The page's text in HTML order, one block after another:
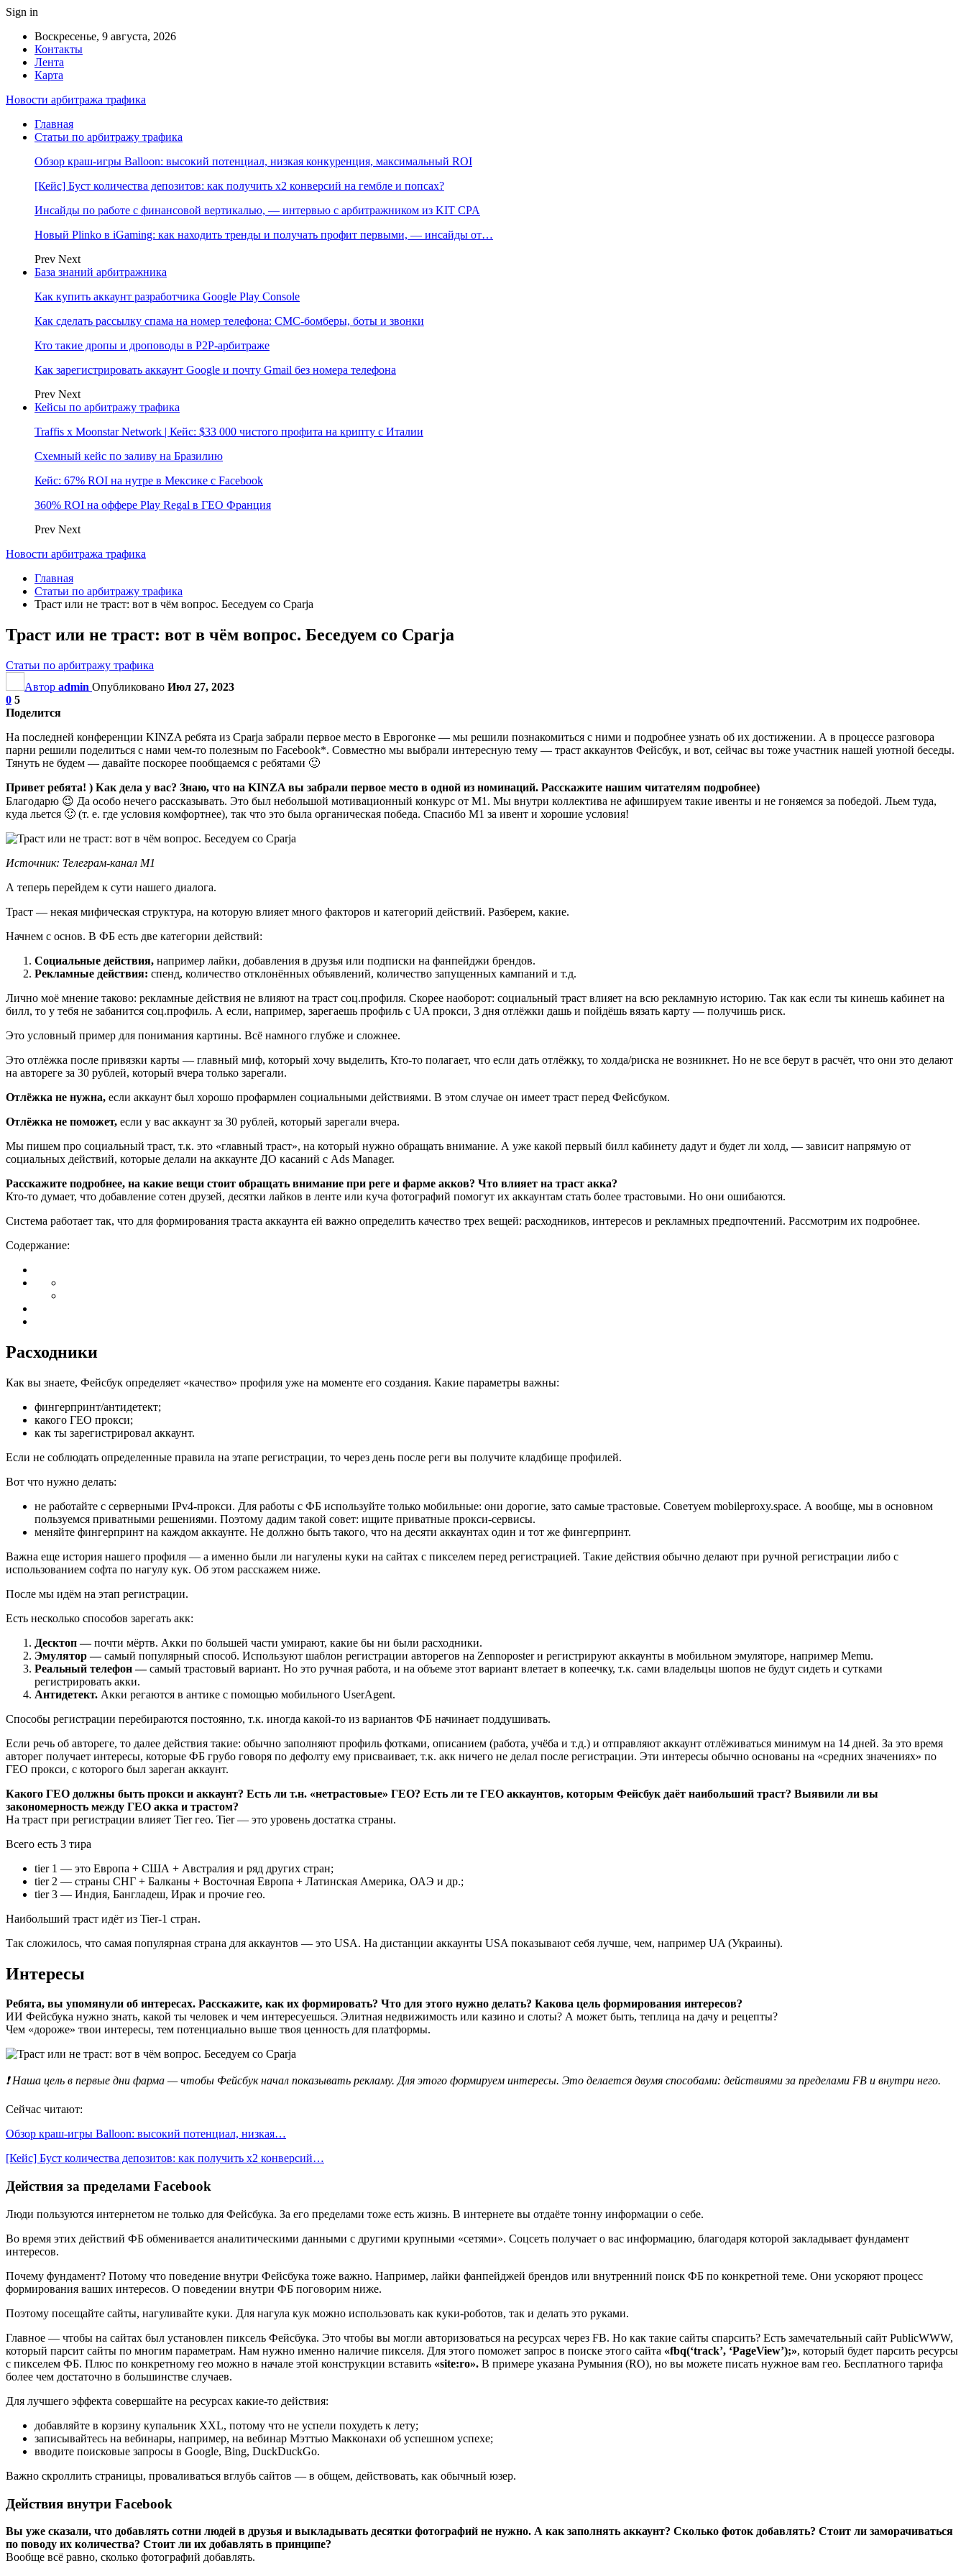
Sign in
Воскресенье, 9 августа, 2026
Контакты
Лента
Карта
Новости арбитража трафика
Главная
Статьи по арбитражу трафика
Обзор краш-игры Balloon: высокий потенциал, низкая конкуренция, максимальный ROI
[Кейс] Буст количества депозитов: как получить х2 конверсий на гембле и попсах?
Инсайды по работе с финансовой вертикалью, — интервью с арбитражником из KIT CPA
Новый Plinko в iGaming: как находить тренды и получать профит первыми, — инсайды от…
Prev Next
База знаний арбитражника
Как купить аккаунт разработчика Google Play Console
Как сделать рассылку спама на номер телефона: СМС-бомберы, боты и звонки
Кто такие дропы и дроповоды в P2P-арбитраже
Как зарегистрировать аккаунт Google и почту Gmail без номера телефона
Prev Next
Кейсы по арбитражу трафика
Traffis x Moonstar Network | Кейс: $33 000 чистого профита на крипту с Италии
Схемный кейс по заливу на Бразилию
Кейс: 67% ROI на нутре в Мексике с Facebook
360% ROI на оффере Play Regal в ГЕО Франция
Prev Next
Новости арбитража трафика
Главная
Статьи по арбитражу трафика
Траст или не траст: вот в чём вопрос. Беседуем со Cparja
Траст или не траст: вот в чём вопрос. Беседуем со Cparja
Статьи по арбитражу трафика
Автор admin Опубликовано Июл 27, 2023
0 5
Поделится
На последней конференции KINZA ребята из Cparja забрали первое место в Еврогонке — мы решили познакомиться с ними и подробнее узнать об их достижении. А в процессе разговора
парни решили поделиться с нами чем-то полезным по Facebook*. Совместно мы выбрали интересную тему — траст аккаунтов Фейсбук, и вот, сейчас вы тоже участник нашей уютной беседы.
Тянуть не будем — давайте поскорее пообщаемся с ребятами 🙂
Привет ребята! ) Как дела у вас? Знаю, что на KINZA вы забрали первое место в одной из номинаций. Расскажите нашим читателям подробнее)
Благодарю 😉 Да особо нечего рассказывать. Это был небольшой мотивационный конкурс от М1. Мы внутри коллектива не афишируем такие ивенты и не гоняемся за победой. Льем туда,
куда льется 🙂 (т. е. где условия комфортнее), так что это была органическая победа. Спасибо М1 за ивент и хорошие условия!
Источник: Телеграм-канал М1
А теперь перейдем к сути нашего диалога.
Траст — некая мифическая структура, на которую влияет много факторов и категорий действий. Разберем, какие.
Начнем с основ. В ФБ есть две категории действий:
Социальные действия, например лайки, добавления в друзья или подписки на фанпейджи брендов.
Рекламные действия: спенд, количество отклонённых объявлений, количество запущенных кампаний и т.д.
Лично моё мнение таково: рекламные действия не влияют на траст соц.профиля. Скорее наоборот: социальный траст влияет на всю рекламную историю. Так как если ты кинешь кабинет на
билл, то у тебя не забанится соц.профиль. А если, например, зарегаешь профиль с UA прокси, 3 дня отлёжки дашь и пойдёшь вязать карту — получишь риск.
Это условный пример для понимания картины. Всё намного глубже и сложнее.
Это отлёжка после привязки карты — главный миф, который хочу выделить, Кто-то полагает, что если дать отлёжку, то холда/риска не возникнет. Но не все берут в расчёт, что они это делают
на автореге за 30 рублей, который вчера только зарегали.
Отлёжка не нужна, если аккаунт был хорошо профармлен социальными действиями. В этом случае он имеет траст перед Фейсбуком.
Отлёжка не поможет, если у вас аккаунт за 30 рублей, который зарегали вчера.
Мы пишем про социальный траст, т.к. это «главный траст», на который нужно обращать внимание. А уже какой первый билл кабинету дадут и будет ли холд, — зависит напрямую от
социальных действий, которые делали на аккаунте ДО касаний с Ads Manager.
Расскажите подробнее, на какие вещи стоит обращать внимание при реге и фарме акков? Что влияет на траст акка?
Кто-то думает, что добавление сотен друзей, десятки лайков в ленте или куча фотографий помогут их аккаунтам стать более трастовыми. Но они ошибаются.
Система работает так, что для формирования траста аккаунта ей важно определить качество трех вещей: расходников, интересов и рекламных предпочтений. Рассмотрим их подробнее.
Содержание:
Расходники
Как вы знаете, Фейсбук определяет «качество» профиля уже на моменте его создания. Какие параметры важны:
фингерпринт/антидетект;
какого ГЕО прокси;
как ты зарегистрировал аккаунт.
Если не соблюдать определенные правила на этапе регистрации, то через день после реги вы получите кладбище профилей.
Вот что нужно делать:
не работайте с серверными IPv4-прокси. Для работы с ФБ используйте только мобильные: они дорогие, зато самые трастовые. Советуем mobileproxy.space. А вообще, мы в основном
пользуемся приватными решениями. Поэтому дадим такой совет: ищите приватные прокси-сервисы.
меняйте фингерпринт на каждом аккаунте. Не должно быть такого, что на десяти аккаунтах один и тот же фингерпринт.
Важна еще история нашего профиля — а именно были ли нагулены куки на сайтах с пикселем перед регистрацией. Такие действия обычно делают при ручной регистрации либо с
использованием софта по нагулу кук. Об этом расскажем ниже.
После мы идём на этап регистрации.
Есть несколько способов зарегать акк:
Десктоп —почти мёртв. Акки по большей части умирают, какие бы ни были расходники.
Эмулятор —самый популярный способ. Используют шаблон регистрации авторегов на Zennoposter и регистрируют аккаунты в мобильном эмуляторе, например Memu.
Реальный телефон —самый трастовый вариант. Но это ручная работа, и на объеме этот вариант влетает в копеечку, т.к. сами владельцы шопов не будут сидеть и сутками
регистрировать акки.
Антидетект. Акки регаются в антике с помощью мобильного UserAgent.
Способы регистрации перебираются постоянно, т.к. иногда какой-то из вариантов ФБ начинает поддушивать.
Если речь об автореге, то далее действия такие: обычно заполняют профиль фотками, описанием (работа, учёба и т.д.) и отправляют аккаунт отлёживаться минимум на 14 дней. За это время
авторег получает интересы, которые ФБ грубо говоря по дефолту ему присваивает, т.к. акк ничего не делал после регистрации. Эти интересы обычно основаны на «средних значениях» по
ГЕО прокси, с которого был зареган аккаунт.
Какого ГЕО должны быть прокси и аккаунт? Есть ли т.н. «нетрастовые» ГЕО? Есть ли те ГЕО аккаунтов, которым Фейсбук даёт наибольший траст? Выявили ли вы
закономерность между ГЕО акка и трастом?
На траст при регистрации влияет Tier гео. Tier — это уровень достатка страны.
Всего есть 3 тира
tier 1 — это Европа + США + Австралия и ряд других стран;
tier 2 — страны СНГ + Балканы + Восточная Европа + Латинская Америка, ОАЭ и др.;
tier 3 — Индия, Бангладеш, Ирак и прочие гео.
Наибольший траст идёт из Tier-1 стран.
Так сложилось, что самая популярная страна для аккаунтов — это USA. На дистанции аккаунты USA показывают себя лучше, чем, например UA (Украины).
Интересы
Ребята, вы упомянули об интересах. Расскажите, как их формировать? Что для этого нужно делать? Какова цель формирования интересов?
ИИ Фейсбука нужно знать, какой ты человек и чем интересуешься. Элитная недвижимость или казино и слоты? А может быть, теплица на дачу и рецепты?
Чем «дороже» твои интересы, тем потенциально выше твоя ценность для платформы.
❗️ Наша цель в первые дни фарма — чтобы Фейсбук начал показывать рекламу. Для этого формируем интересы. Это делается двумя способами: действиями за пределами FB и внутри него.
Сейчас читают:
Обзор краш-игры Balloon: высокий потенциал, низкая…
[Кейс] Буст количества депозитов: как получить х2 конверсий…
Действия за пределами Facebook
Люди пользуются интернетом не только для Фейсбука. За его пределами тоже есть жизнь. В интернете вы отдаёте тонну информации о себе.
Во время этих действий ФБ обменивается аналитическими данными с другими крупными «сетями». Соцсеть получает о вас информацию, благодаря которой закладывает фундамент
интересов.
Почему фундамент? Потому что поведение внутри Фейсбука тоже важно. Например, лайки фанпейджей брендов или внутренний поиск ФБ по конкретной теме. Они ускоряют процесс
формирования ваших интересов. О поведении внутри ФБ поговорим ниже.
Поэтому посещайте сайты, нагуливайте куки. Для нагула кук можно использовать как куки-роботов, так и делать это руками.
Главное — чтобы на сайтах был установлен пиксель Фейсбука. Это чтобы вы могли авторизоваться на ресурсах через FB. Но как такие сайты спарсить? Есть замечательный сайт PublicWWW,
который парсит сайты по многим параметрам. Нам нужно именно наличие пикселя. Для этого поможет запрос в поиске этого сайта «fbq(‘track’, ‘PageView’);», который будет парсить ресурсы
с пикселем ФБ. Плюс по конкретному гео можно в начале этой конструкции вставить «site:ro». В примере указана Румыния (RO), но вы можете писать нужное вам гео. Бесплатного тарифа
более чем достаточно в большинстве случаев.
Для лучшего эффекта совершайте на ресурсах какие-то действия:
добавляйте в корзину купальник XXL, потому что не успели похудеть к лету;
записывайтесь на вебинары, например, на вебинар Мэттью Макконахи об успешном успехе;
вводите поисковые запросы в Google, Bing, DuckDuckGo.
Важно скроллить страницы, проваливаться вглубь сайтов — в общем, действовать, как обычный юзер.
Действия внутри Facebook
Вы уже сказали, что добавлять сотни людей в друзья и выкладывать десятки фотографий не нужно. А как заполнять аккаунт? Сколько фоток добавлять? Стоит ли заморачиваться
по поводу их количества? Стоит ли их добавлять в принципе?
Вообще всё равно, сколько фотографий добавлять.